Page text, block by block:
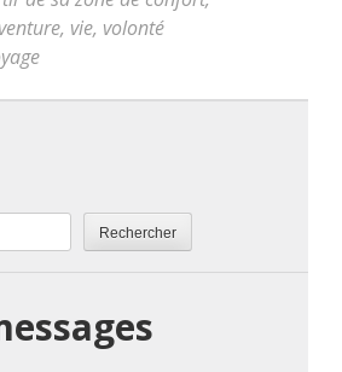
, vie, volonté
Rechercher